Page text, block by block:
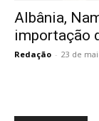
Albânia,
importação
Redação - 23 de